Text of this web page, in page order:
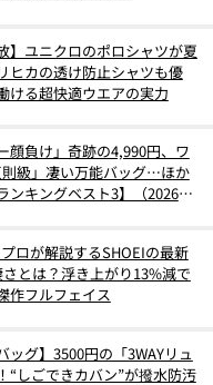
】ユニクロのポロシャツが夏
ヒカの透け防止シャツも優
ける超快適ウエアの実力
顔負け」奇跡の4,990円、ワ
級」凄い万能バッグ…ほか
ンキングベスト3】（2026年
ロが解説するSHOEIの最新
とは？浮き上がり13%減で
作フルフェイス
ッグ】3500円の「3WAYリュ
“しごできカバン”が撥水防汚